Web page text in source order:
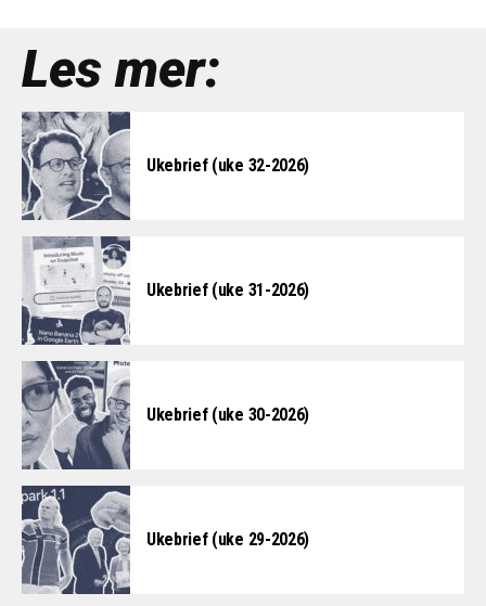
Les mer:
Ukebrief (uke 32-2026)
Ukebrief (uke 31-2026)
Ukebrief (uke 30-2026)
Ukebrief (uke 29-2026)